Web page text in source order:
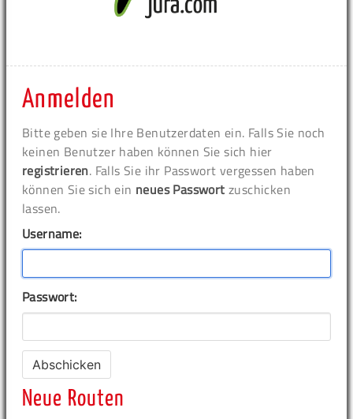
Anmelden
Bitte geben sie Ihre Benutzerdaten ein. Falls Sie noch
keinen Benutzer haben können Sie sich hier
registrieren. Falls Sie ihr Passwort vergessen haben
können Sie sich ein neues Passwort zuschicken
lassen.
Username:
Passwort:
Neue Routen